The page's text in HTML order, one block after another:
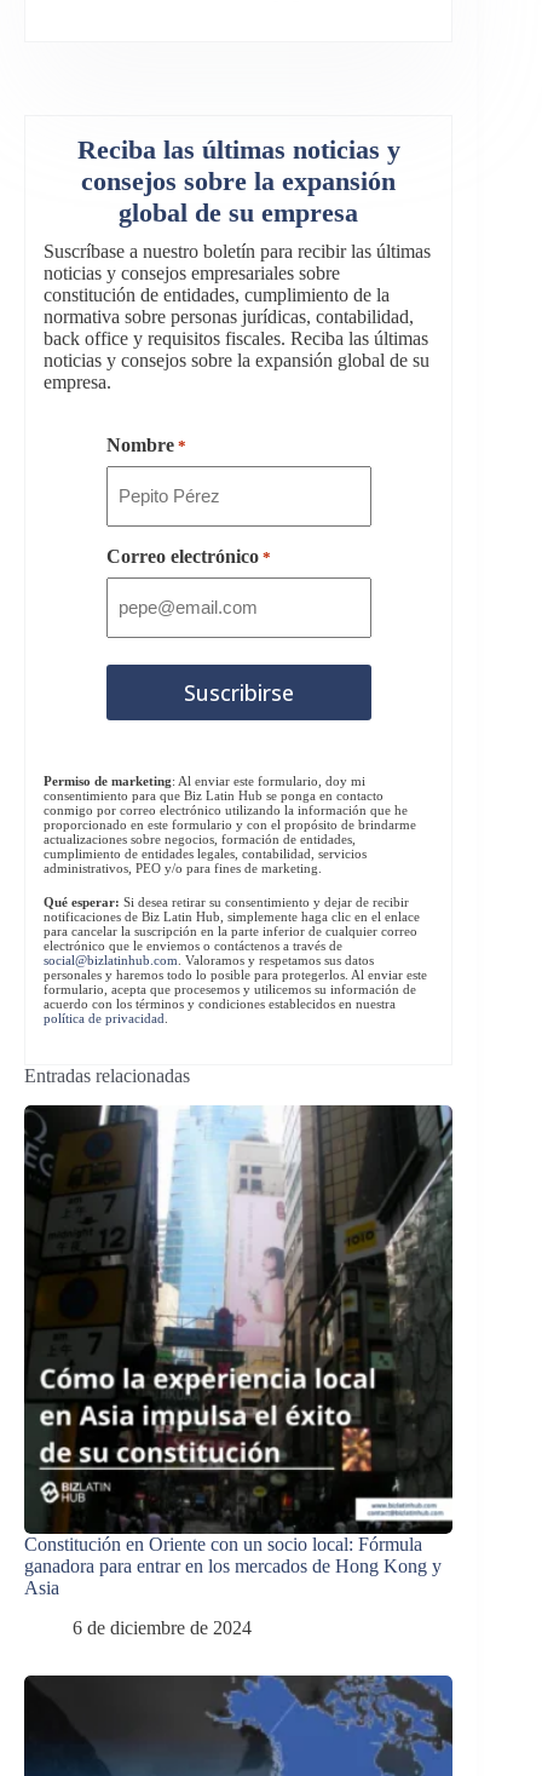
Reciba las últimas noticias y
consejos sobre la expansión
global de su empresa
Suscríbase a nuestro boletín para recibir las últimas
noticias y consejos empresariales sobre
constitución de entidades, cumplimiento de la
normativa sobre personas jurídicas, contabilidad,
back office y requisitos fiscales. Reciba las últimas
noticias y consejos sobre la expansión global de su
empresa.
Nombre *
Correo electrónico *
Permiso de marketing: Al enviar este formulario, doy mi
consentimiento para que Biz Latin Hub se ponga en contacto
conmigo por correo electrónico utilizando la información que he
proporcionado en este formulario y con el propósito de brindarme
actualizaciones sobre negocios, formación de entidades,
cumplimiento de entidades legales, contabilidad, servicios
administrativos, PEO y/o para fines de marketing.
Qué esperar: Si desea retirar su consentimiento y dejar de recibir
notificaciones de Biz Latin Hub, simplemente haga clic en el enlace
para cancelar la suscripción en la parte inferior de cualquier correo
electrónico que le enviemos o contáctenos a través de
social@bizlatinhub.com. Valoramos y respetamos sus datos
personales y haremos todo lo posible para protegerlos. Al enviar este
formulario, acepta que procesemos y utilicemos su información de
acuerdo con los términos y condiciones establecidos en nuestra
política de privacidad.
Entradas relacionadas
Constitución en Oriente con un socio local: Fórmula
ganadora para entrar en los mercados de Hong Kong y
Asia
6 de diciembre de 2024